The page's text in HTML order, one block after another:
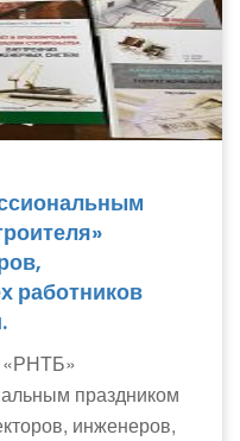
работников
праздником
инженеров,